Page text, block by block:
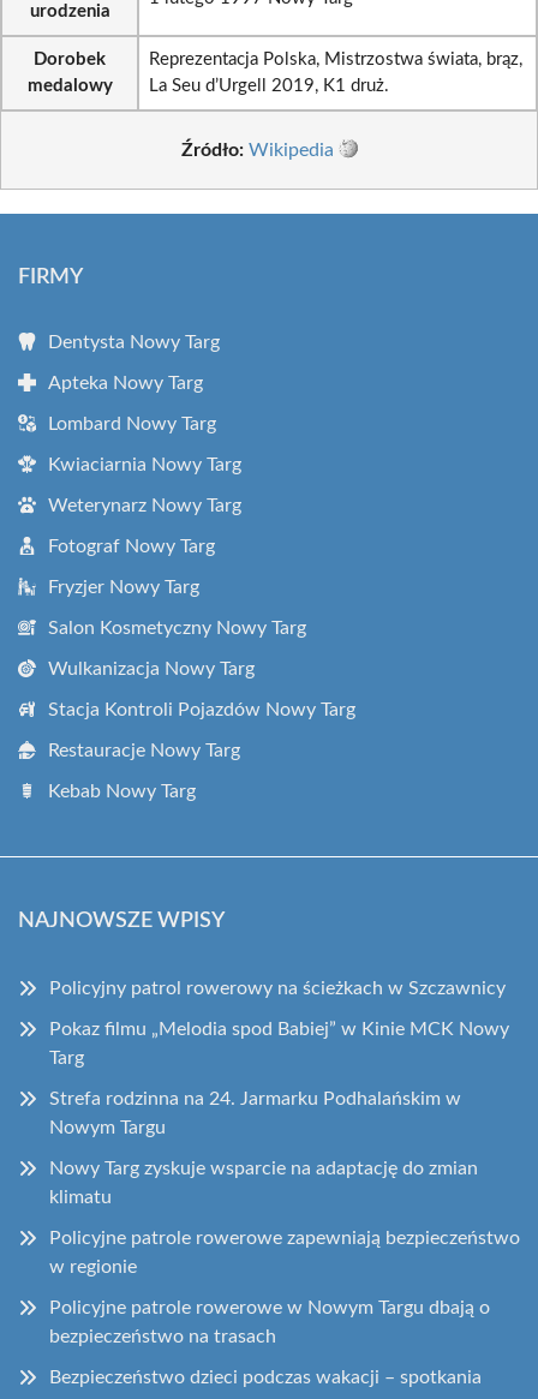
urodzenia
Dorobek
medalowy
Reprezentacja Polska, Mistrzostwa świata, brąz,
La Seu d’Urgell 2019, K1 druż.
Źródło: Wikipedia
FIRMY
Dentysta Nowy Targ
Apteka Nowy Targ
Lombard Nowy Targ
Kwiaciarnia Nowy Targ
Weterynarz Nowy Targ
Fotograf Nowy Targ
Fryzjer Nowy Targ
Salon Kosmetyczny Nowy Targ
Wulkanizacja Nowy Targ
Stacja Kontroli Pojazdów Nowy Targ
Restauracje Nowy Targ
Kebab Nowy Targ
NAJNOWSZE WPISY
Policyjny patrol rowerowy na ścieżkach w Szczawnicy
Pokaz filmu „Melodia spod Babiej” w Kinie MCK Nowy
Targ
Strefa rodzinna na 24. Jarmarku Podhalańskim w
Nowym Targu
Nowy Targ zyskuje wsparcie na adaptację do zmian
klimatu
Policyjne patrole rowerowe zapewniają bezpieczeństwo
w regionie
Policyjne patrole rowerowe w Nowym Targu dbają o
bezpieczeństwo na trasach
Bezpieczeństwo dzieci podczas wakacji – spotkania